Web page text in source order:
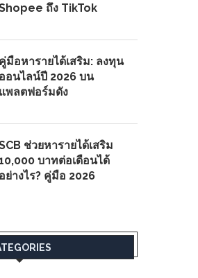
ถึง TikTok
คู่มือหารายได้เสริม: ลงทุน
ออนไลน์ปี 2026 บน
แพลตฟอร์มดัง
ช่วยหารายได้เสริม
บาทต่อเดือนได้
อย่างไร? คู่มือ 2026